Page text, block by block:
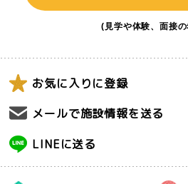
(見学や体験、面接
お気に入りに登録
メールで施設情報を送る
LINEに送る